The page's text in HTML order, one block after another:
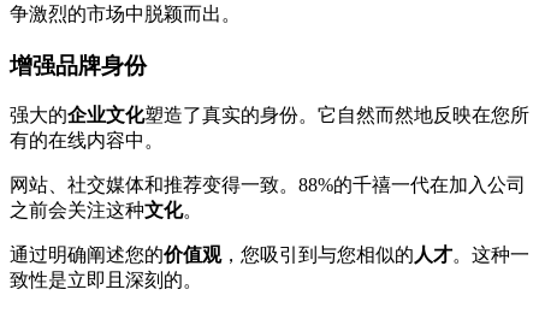
争激烈的市场中脱颖而出。
增强品牌身份
强大的企业文化塑造了真实的身份。它自然而然地反映在您所
有的在线内容中。
网站、社交媒体和推荐变得一致。88%的千禧一代在加入公司
之前会关注这种文化。
通过明确阐述您的价值观，您吸引到与您相似的人才。这种一
致性是立即且深刻的。